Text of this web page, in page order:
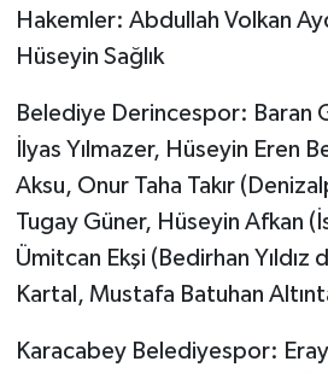
Hakemler: Abdullah Volkan
Hüseyin Sağlık
Belediye Derincespor: Baran
İlyas Yılmazer, Hüseyin Eren
Aksu, Onur Taha Takır
Tugay Güner, Hüseyin Afkan
Ümitcan Ekşi (Bedirhan Yıldız
Kartal, Mustafa Batuhan
Karacabey Belediyespor: